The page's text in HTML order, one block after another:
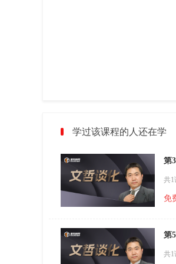
学过该课程的人还在学
第
共1
免
第
共1